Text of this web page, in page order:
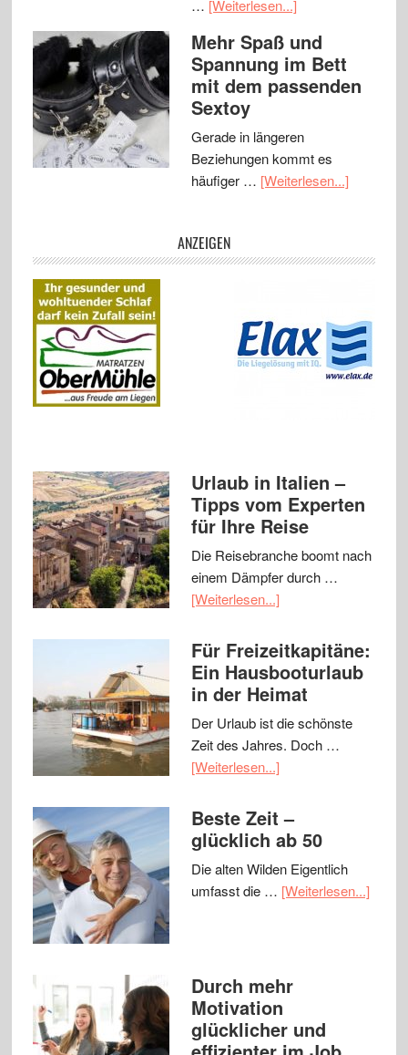
… [Weiterlesen...]
Mehr Spaß und
Spannung im Bett
mit dem passenden
Sextoy
Gerade in längeren
Beziehungen kommt es
häufiger … [Weiterlesen...]
ANZEIGEN
Urlaub in Italien –
Tipps vom Experten
für Ihre Reise
Die Reisebranche boomt nach
einem Dämpfer durch …
[Weiterlesen...]
Für Freizeitkapitäne:
Ein Hausbooturlaub
in der Heimat
Der Urlaub ist die schönste
Zeit des Jahres. Doch …
[Weiterlesen...]
Beste Zeit –
glücklich ab 50
Die alten Wilden Eigentlich
umfasst die … [Weiterlesen...]
Durch mehr
Motivation
glücklicher und